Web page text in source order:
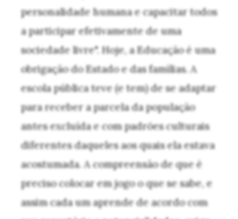
personalidade humana e capacitar todos
a participar efetivamente de uma
sociedade livre". Hoje, a Educação é uma
obrigação do Estado e das famílias. A
escola pública teve (e tem) de se adaptar
para receber a parcela da população
antes excluída e com padrões culturais
diferentes daqueles aos quais ela estava
acostumada. A compreensão de que é
preciso colocar em jogo o que se sabe, e
assim cada um aprende de acordo com